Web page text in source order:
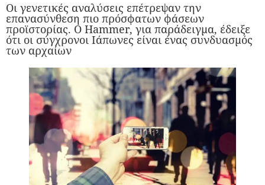
Οι γενετικές αναλύσεις επέτρεψαν την
επανασύνθεση πιο πρόσφατων φάσεων
προϊστορίας. Ο Hammer, για παράδειγμα, έδειξε
ότι οι σύγχρονοι Ιάπωνες είναι ένας συνδυασμός
των αρχαίων